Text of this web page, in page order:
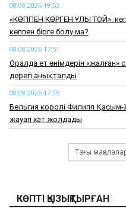
08.08.2026 19:53
​«КӨППЕН КӨРГЕН ҰЛЫ ТОЙ»:
көппен бірге болу ма?
08.08.2026 17:51
Оралда ет өнімдерін «жалған»
дерегі анықталды
08.08.2026 17:25
Бельгия королі Филипп
жауап хат жолдады
Жайық өзенінде батып бара
Студенттерді жатақханамен
бойынша ахуалдық орталық
Тағы
КӨПТІ ҚЫЗЫҚТЫРҒАН